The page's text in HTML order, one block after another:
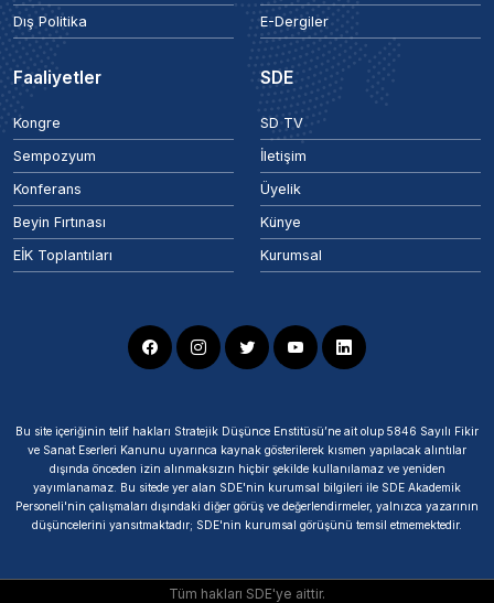
Dış Politika
E-Dergiler
Faaliyetler
Kongre
Sempozyum
Konferans
Beyin Fırtınası
EİK Toplantıları
SDE
SD TV
İletişim
Üyelik
Künye
Kurumsal
Bu site içeriğinin telif hakları Stratejik Düşünce Enstitüsü’ne ait olup 5846 Sayılı Fikir
ve Sanat Eserleri Kanunu uyarınca kaynak gösterilerek kısmen yapılacak alıntılar
dışında önceden izin alınmaksızın hiçbir şekilde kullanılamaz ve yeniden
yayımlanamaz. Bu sitede yer alan SDE'nin kurumsal bilgileri ile SDE Akademik
Personeli'nin çalışmaları dışındaki diğer görüş ve değerlendirmeler, yalnızca yazarının
düşüncelerini yansıtmaktadır; SDE'nin kurumsal görüşünü temsil etmemektedir.
Tüm hakları SDE'ye aittir.